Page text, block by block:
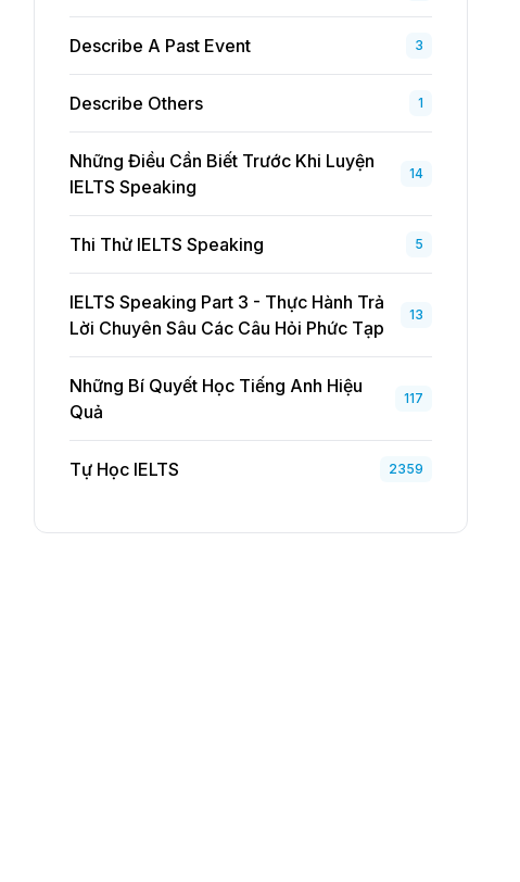
Describe A Past Event 3
Describe Others 1
Những Điều Cần Biết Trước Khi Luyện
IELTS Speaking
14
Thi Thử IELTS Speaking 5
IELTS Speaking Part 3 - Thực Hành Trả
Lời Chuyên Sâu Các Câu Hỏi Phức Tạp
13
Những Bí Quyết Học Tiếng Anh Hiệu
Quả
117
Tự Học IELTS 2359